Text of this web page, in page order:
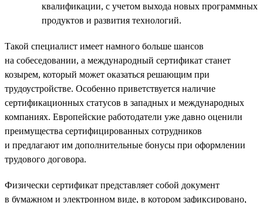
квалификации, с учетом выхода новых программных
продуктов и развития технологий.
Такой специалист имеет намного больше шансов
на собеседовании, а международный сертификат станет
козырем, который может оказаться решающим при
трудоустройстве. Особенно приветствуется наличие
сертификационных статусов в западных и международных
компаниях. Европейские работодатели уже давно оценили
преимущества сертифицированных сотрудников
и предлагают им дополнительные бонусы при оформлении
трудового договора.
Физически сертификат представляет собой документ
в бумажном и электронном виде, в котором зафиксировано,